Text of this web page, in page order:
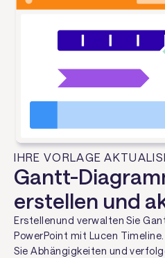
IHRE VORLAGE
Gantt-
erstellen und
Erstellenund verwalten Sie
PowerPoint mit Lucen
Sie Abhängigkeiten und